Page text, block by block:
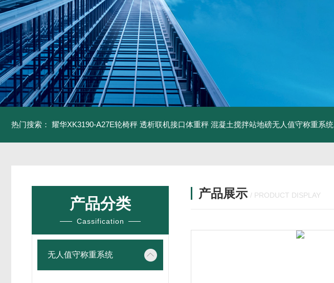
热门搜索： 耀华XK3190-A27E轮椅秤 透析联机接口体重秤 混凝土搅拌站地磅无人值守称重系统
产品分类
Cassification
无人值守称重系统
产品展示 / PRODUCT DISPLAY